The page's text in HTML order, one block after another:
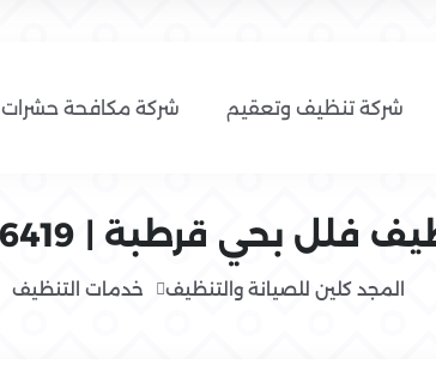
شركة تنظيف وتعقيم شركة مكافحة حشرات
بحي قرطبة | 0554016419
المجد كلين للصيانة والتنظيف خدمات التنظيف